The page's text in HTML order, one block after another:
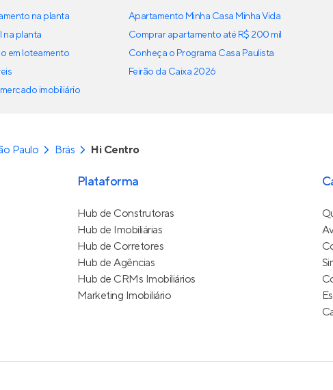
na planta
na planta
em loteamento
imobiliário
Apartamento Minha Casa Minha Vida
Comprar apartamento até R$ 200 mil
Conheça o Programa Casa Paulista
Feirão da Caixa 2026
Paulo Brás Hi Centro
Plataforma
Hub de Construtoras
Hub de Imobiliárias
Hub de Corretores
Hub de Agências
Hub de CRMs Imobiliários
Marketing Imobiliário